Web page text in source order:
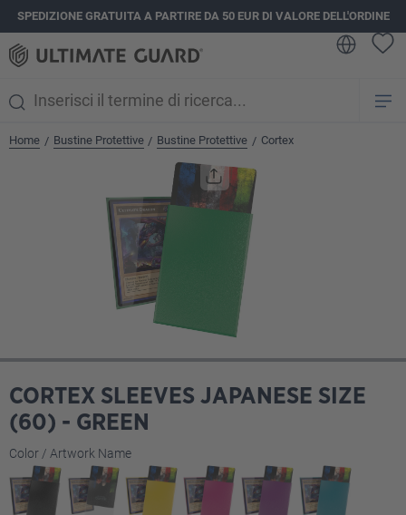
principale
SPEDIZIONE GRATUITA A PARTIRE DA 50 EUR DI VALORE DELL'ORDINE
Home / Bustine Protettive / Bustine Protettive / Cortex
CORTEX SLEEVES JAPANESE SIZE
(60) - GREEN
Seleziona
Color / Artwork Name